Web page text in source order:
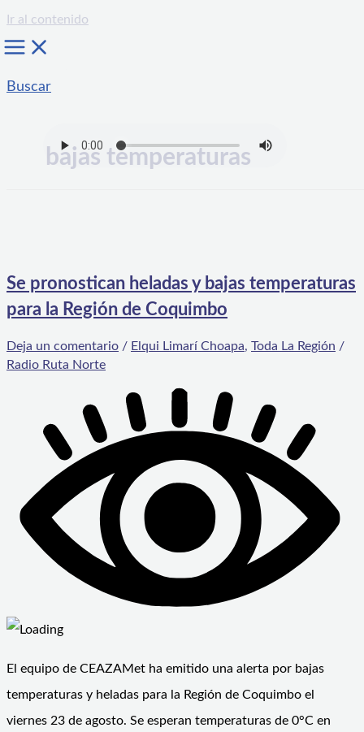
Ir al contenido
Buscar
bajas temperaturas
Se pronostican heladas y bajas temperaturas
para la Región de Coquimbo
Deja un comentario / Elqui Limarí Choapa, Toda La Región /
Radio Ruta Norte
El equipo de CEAZAMet ha emitido una alerta por bajas
temperaturas y heladas para la Región de Coquimbo el
viernes 23 de agosto. Se esperan temperaturas de 0°C en